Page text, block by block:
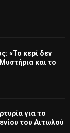
«Το κερί δεν
και το
για το
του Αιτωλού